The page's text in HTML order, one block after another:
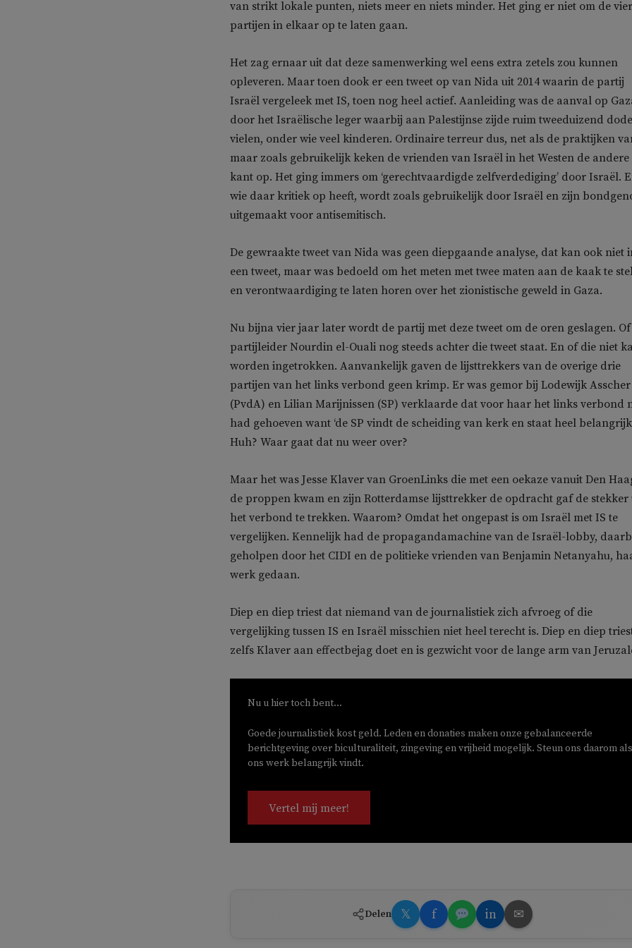
van strikt lokale punten, niets meer en niets minder. Het ging er niet om de vier
partijen in elkaar op te laten gaan.
Het zag ernaar uit dat deze samenwerking wel eens extra zetels zou kunnen
opleveren. Maar toen dook er een tweet op van Nida uit 2014 waarin de partij
Israël vergeleek met IS, toen nog heel actief. Aanleiding was de aanval op
door het Israëlische leger waarbij aan Palestijnse zijde ruim tweeduizend
vielen, onder wie veel kinderen. Ordinaire terreur dus, net als de praktijken
maar zoals gebruikelijk keken de vrienden van Israël in het Westen de andere
kant op. Het ging immers om ‘gerechtvaardigde zelfverdediging’ door Israël.
wie daar kritiek op heeft, wordt zoals gebruikelijk door Israël en zijn
uitgemaakt voor antisemitisch.
De gewraakte tweet van Nida was geen diepgaande analyse, dat kan ook niet
een tweet, maar was bedoeld om het meten met twee maten aan de kaak te
en verontwaardiging te laten horen over het zionistische geweld in Gaza.
Nu bijna vier jaar later wordt de partij met deze tweet om de oren geslagen. Of
partijleider Nourdin el-Ouali nog steeds achter die tweet staat. En of die niet
worden ingetrokken. Aanvankelijk gaven de lijsttrekkers van de overige drie
partijen van het links verbond geen krimp. Er was gemor bij Lodewijk Asscher
(PvdA) en Lilian Marijnissen (SP) verklaarde dat voor haar het links verbond
had gehoeven want ‘de SP vindt de scheiding van kerk en staat heel
Huh? Waar gaat dat nu weer over?
Maar het was Jesse Klaver van GroenLinks die met een oekaze vanuit Den
de proppen kwam en zijn Rotterdamse lijsttrekker de opdracht gaf de stekker
het verbond te trekken. Waarom? Omdat het ongepast is om Israël met IS te
vergelijken. Kennelijk had de propagandamachine van de Israël-lobby,
geholpen door het CIDI en de politieke vrienden van Benjamin Netanyahu,
werk gedaan.
Diep en diep triest dat niemand van de journalistiek zich afvroeg of die
vergelijking tussen IS en Israël misschien niet heel terecht is. Diep en diep
zelfs Klaver aan effectbejag doet en is gezwicht voor de lange arm van
Nu u hier toch bent...
Goede journalistiek kost geld. Leden en donaties maken onze gebalanceerde
berichtgeving over biculturaliteit, zingeving en vrijheid mogelijk. Steun ons daarom
ons werk belangrijk vindt.
Vertel mij meer!
Delen 𝕏 f in ✉